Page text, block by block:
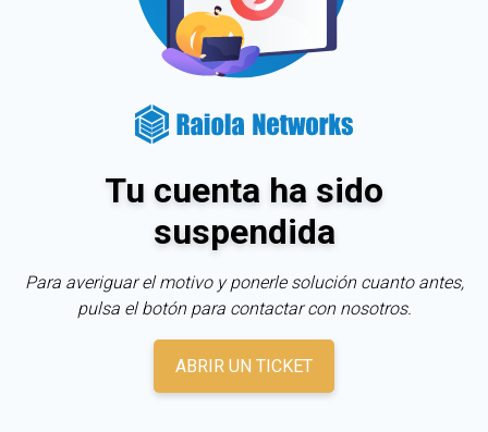
Tu cuenta ha sido
suspendida
Para averiguar el motivo y ponerle solución cuanto antes,
pulsa el botón para contactar con nosotros.
ABRIR UN TICKET